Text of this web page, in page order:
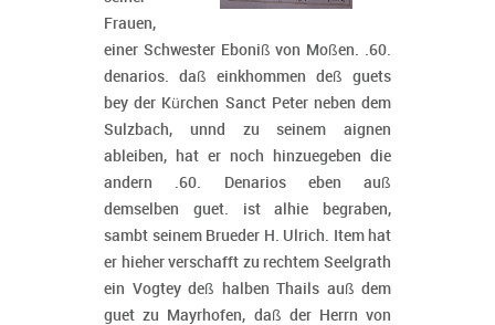
Frauen,
einer Schwester Eboniß von Moßen. .60.
denarios. daß einkhommen deß guets
bey der Kürchen Sanct Peter neben dem
Sulzbach, unnd zu seinem aignen
ableiben, hat er noch hinzuegeben die
andern .60. Denarios eben auß
demselben guet. ist alhie begraben,
sambt seinem Brueder H. Ulrich. Item hat
er hieher verschafft zu rechtem Seelgrath
ein Vogtey deß halben Thails auß dem
guet zu Mayrhofen, daß der Herrn von